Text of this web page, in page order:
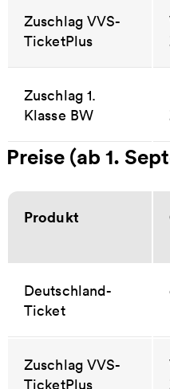
Zuschlag VVS-
TicketPlus
Zuschlag 1.
Klasse BW
Preise (ab 1.
Produkt
Deutschland-
Ticket
Zuschlag VVS-
TicketPlus